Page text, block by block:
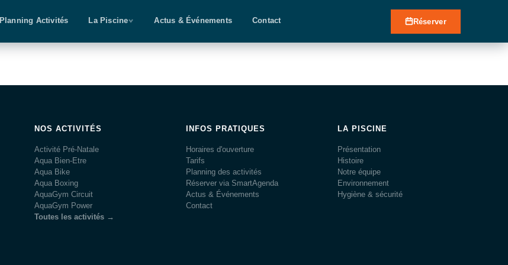
Planning Activités La Piscine Actus & Événements Contact Réserver
NOS ACTIVITÉS
Activité Pré-Natale
Aqua Bien-Etre
Aqua Bike
Aqua Boxing
AquaGym Circuit
AquaGym Power
Toutes les activités →
INFOS PRATIQUES
Horaires d'ouverture
Tarifs
Planning des activités
Réserver via SmartAgenda
Actus & Événements
Contact
LA PISCINE
Présentation
Histoire
Notre équipe
Environnement
Hygiène & sécurité